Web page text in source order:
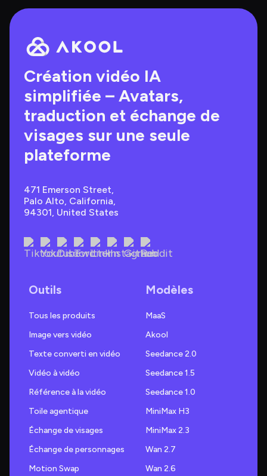
Création vidéo IA
simplifiée – Avatars,
traduction et échange de
visages sur une seule
plateforme
471 Emerson Street,
Palo Alto, California,
94301, United States
Outils
Tous les produits
Image vers vidéo
Texte converti en vidéo
Vidéo à vidéo
Référence à la vidéo
Toile agentique
Échange de visages
Échange de personnages
Motion Swap
Modèles
MaaS
Akool
Seedance 2.0
Seedance 1.5
Seedance 1.0
MiniMax H3
MiniMax 2.3
Wan 2.7
Wan 2.6